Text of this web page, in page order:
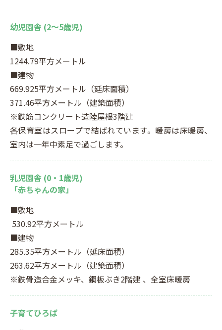
幼児園舎 (2～5歳児)
■敷地
1244.79平方メートル
■建物
669.925平方メートル（延床面積）
371.46平方メートル（建築面積）
※鉄筋コンクリート造陸屋根3階建
各保育室はスロープで結ばれています。暖房は床暖房、
室内は一年中素足で過ごします。
乳児園舎 (0・1歳児)
「赤ちゃんの家」
■敷地
530.92平方メートル
■建物
285.35平方メートル（延床面積）
263.62平方メートル（建築面積）
※鉄骨造合金メッキ、鋼板ぶき2階建 、全室床暖房
子育てひろば